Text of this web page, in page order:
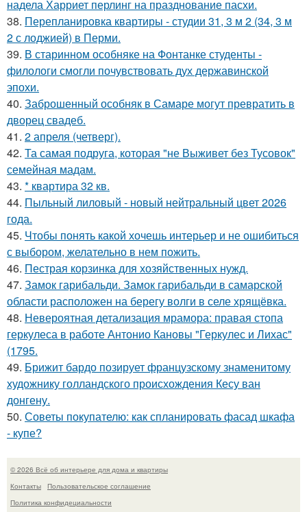
надела Харриет перлинг на празднование пасхи.
38. Перепланировка квартиры - студии 31, 3 м 2 (34, 3 м
2 с лоджией) в Перми.
39. В старинном особняке на Фонтанке студенты -
филологи смогли почувствовать дух державинской
эпохи.
40. Заброшенный особняк в Самаре могут превратить в
дворец свадеб.
41. 2 апреля (четверг).
42. Та самая подруга, которая "не Выживет без Тусовок"
семейная мадам.
43. * квартира 32 кв.
44. Пыльный лиловый - новый нейтральный цвет 2026
года.
45. Чтобы понять какой хочешь интерьер и не ошибиться
с выбором, желательно в нем пожить.
46. Пестрая корзинка для хозяйственных нужд.
47. Замок гарибальди. Замок гарибальди в самарской
области расположен на берегу волги в селе хрящёвка.
48. Невероятная детализация мрамора: правая стопа
геркулеса в работе Антонио Кановы "Геркулес и Лихас"
(1795.
49. Брижит бардо позирует французскому знаменитому
художнику голландского происхождения Кесу ван
донгену.
50. Советы покупателю: как спланировать фасад шкафа
- купе?
© 2026 Всё об интерьере для дома и квартиры
Контакты
Пользовательское соглашение
Политика конфидециальности